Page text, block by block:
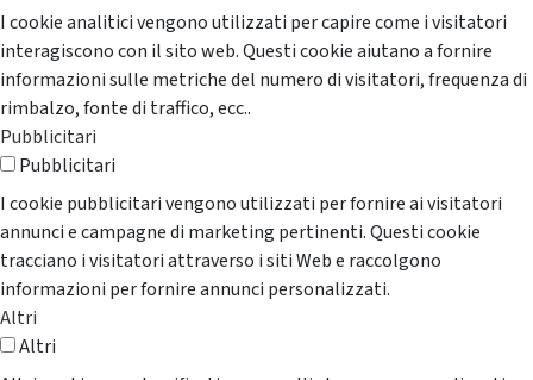
I cookie analitici vengono utilizzati per capire come i visitatori
interagiscono con il sito web. Questi cookie aiutano a fornire
informazioni sulle metriche del numero di visitatori, frequenza di
rimbalzo, fonte di traffico, ecc..
Pubblicitari
Pubblicitari
I cookie pubblicitari vengono utilizzati per fornire ai visitatori
annunci e campagne di marketing pertinenti. Questi cookie
tracciano i visitatori attraverso i siti Web e raccolgono
informazioni per fornire annunci personalizzati.
Altri
Altri